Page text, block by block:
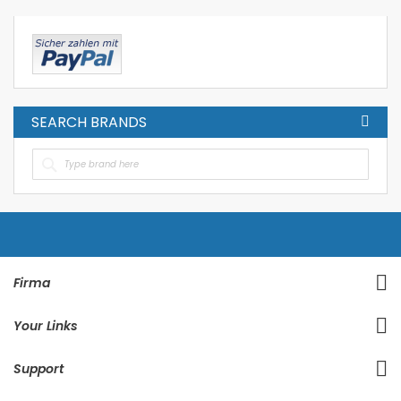
SEARCH BRANDS
Firma
Your Links
Support